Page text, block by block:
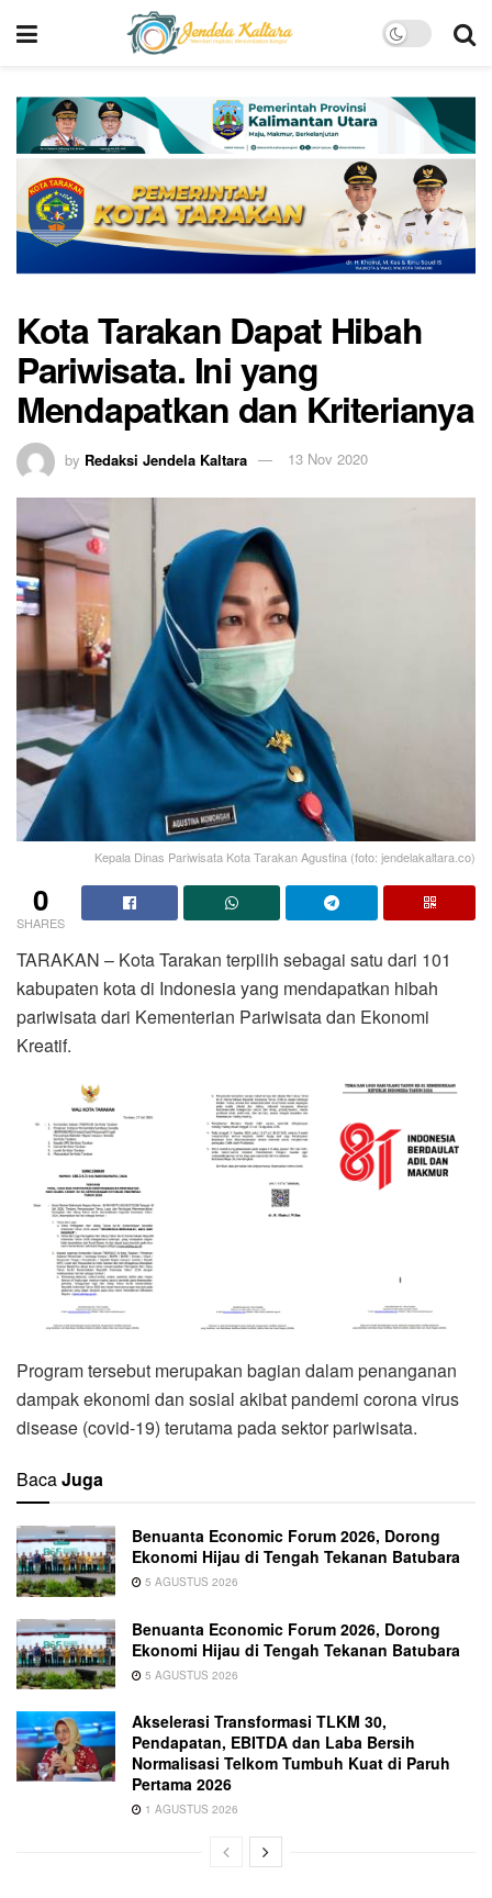
Kota Tarakan Dapat Hibah
Pariwisata. Ini yang
Mendapatkan dan Kriterianya
by Redaksi Jendela Kaltara 13 Nov 2020
Kepala Dinas Pariwisata Kota Tarakan Agustina (foto: jendelakaltara.co)
0
SHARES
TARAKAN – Kota Tarakan terpilih sebagai satu dari 101
kabupaten kota di Indonesia yang mendapatkan hibah
pariwisata dari Kementerian Pariwisata dan Ekonomi
Kreatif.
Program tersebut merupakan bagian dalam penanganan
dampak ekonomi dan sosial akibat pandemi corona virus
disease (covid-19) terutama pada sektor pariwisata.
BacaJuga
Benuanta Economic Forum 2026, Dorong
Ekonomi Hijau di Tengah Tekanan Batubara
5 AGUSTUS 2026
Benuanta Economic Forum 2026, Dorong
Ekonomi Hijau di Tengah Tekanan Batubara
5 AGUSTUS 2026
Akselerasi Transformasi TLKM 30,
Pendapatan, EBITDA dan Laba Bersih
Normalisasi Telkom Tumbuh Kuat di Paruh
Pertama 2026
1 AGUSTUS 2026